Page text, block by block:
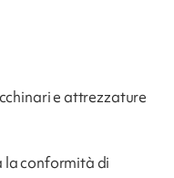
e attrezzature
la conformità di